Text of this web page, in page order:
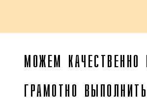
МОЖЕМ КАЧЕСТВЕННО
ГРАМОТНО